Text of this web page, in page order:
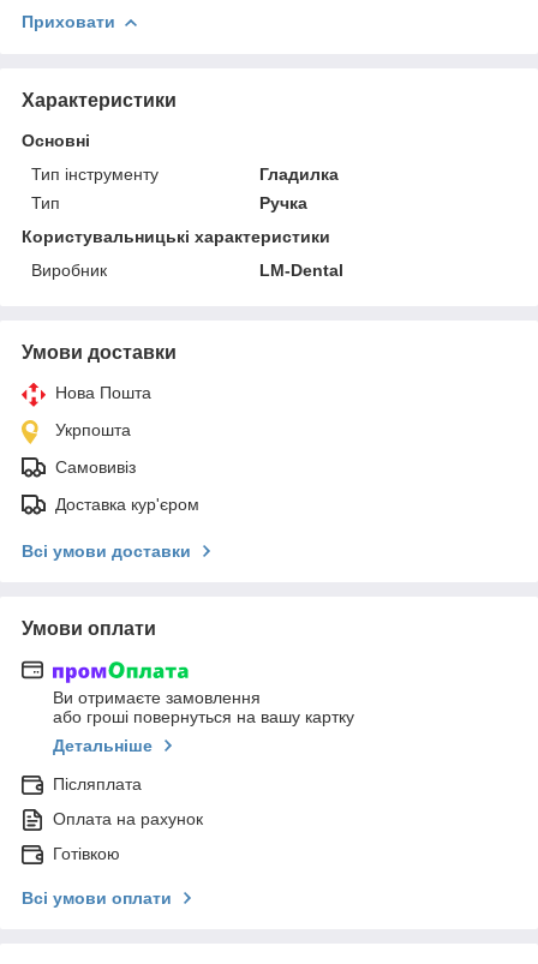
Приховати
Характеристики
Основні
Тип інструменту
Гладилка
Тип
Ручка
Користувальницькі характеристики
Виробник
LM-Dental
Умови доставки
Нова Пошта
Укрпошта
Самовивіз
Доставка кур'єром
Всі умови доставки
Умови оплати
Ви отримаєте замовлення
або гроші повернуться на вашу картку
Детальніше
Післяплата
Оплата на рахунок
Готівкою
Всі умови оплати